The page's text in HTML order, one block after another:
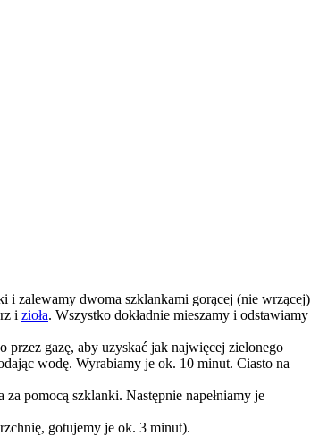
i zalewamy dwoma szklankami gorącej (nie wrzącej)
i zioła. Wszystko dokładnie mieszamy i odstawiamy
przez gazę, aby uzyskać jak najwięcej zielonego
wodę. Wyrabiamy je ok. 10 minut. Ciasto na
pomocą szklanki. Następnie napełniamy je
gotujemy je ok. 3 minut).